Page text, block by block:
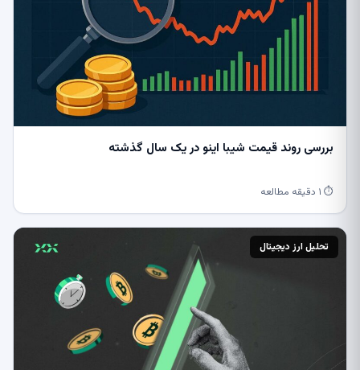
بررسی روند قیمت شیبا اینو در یک سال گذشته
⏱ ۱ دقیقه مطالعه
تحلیل ارز دیجیتال